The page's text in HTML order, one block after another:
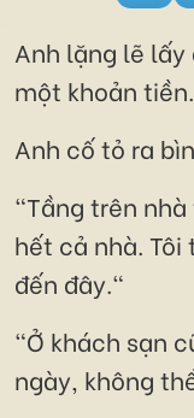
Anh lặng lẽ
một khoản tiền.
Anh cố tỏ ra
"Tầng trên
hết cả nhà.
đến đây."
"Ở khách sạn
ngày, không